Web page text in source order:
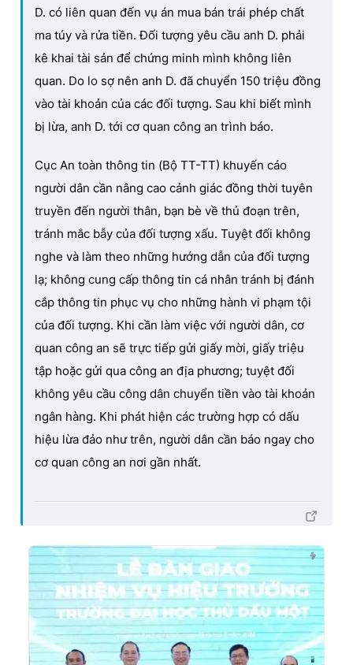
D. có liên quan đến vụ án mua bán trái phép chất
ma túy và rửa tiền. Đối tượng yêu cầu anh D. phải
kê khai tài sản để chứng minh mình không liên
quan. Do lo sợ nên anh D. đã chuyển 150 triệu đồng
vào tài khoản của các đối tượng. Sau khi biết mình
bị lừa, anh D. tới cơ quan công an trình báo.
Cục An toàn thông tin (Bộ TT-TT) khuyến cáo
người dân cần nâng cao cảnh giác đồng thời tuyên
truyền đến người thân, bạn bè về thủ đoạn trên,
tránh mắc bẫy của đối tượng xấu. Tuyệt đối không
nghe và làm theo những hướng dẫn của đối tượng
lạ; không cung cấp thông tin cá nhân tránh bị đánh
cắp thông tin phục vụ cho những hành vi phạm tội
của đối tượng. Khi cần làm việc với người dân, cơ
quan công an sẽ trực tiếp gửi giấy mời, giấy triệu
tập hoặc gửi qua công an địa phương; tuyệt đối
không yêu cầu công dân chuyển tiền vào tài khoản
ngân hàng. Khi phát hiện các trường hợp có dấu
hiệu lừa đảo như trên, người dân cần báo ngay cho
cơ quan công an nơi gần nhất.